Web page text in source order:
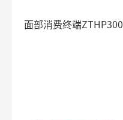
面部消费终端ZTHP300